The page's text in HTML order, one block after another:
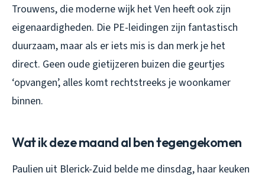
Trouwens, die moderne wijk het Ven heeft ook zijn
eigenaardigheden. Die PE-leidingen zijn fantastisch
duurzaam, maar als er iets mis is dan merk je het
direct. Geen oude gietijzeren buizen die geurtjes
‘opvangen’, alles komt rechtstreeks je woonkamer
binnen.
Wat ik deze maand al ben tegengekomen
Paulien uit Blerick-Zuid belde me dinsdag, haar keuken